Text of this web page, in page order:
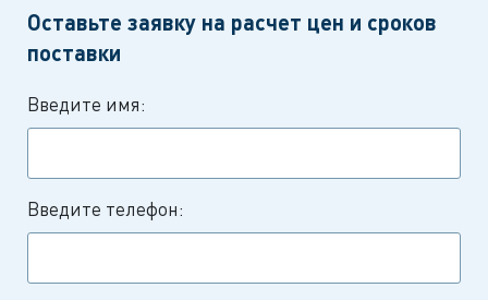
Оставьте заявку на расчет цен и сроков
поставки
Введите имя:
Введите телефон: